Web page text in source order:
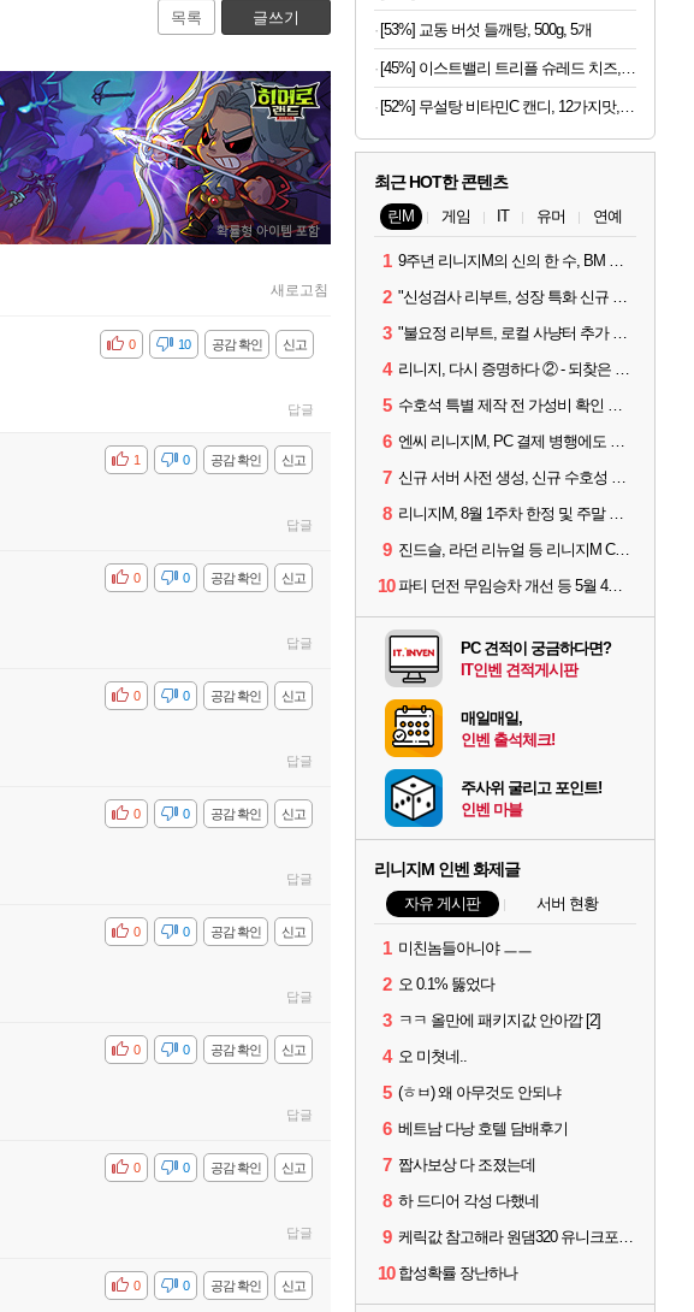
목록 글쓰기
새로고침
신고
공감 확인
비공감 10
0
답글
신고
공감 확인
비공감 0
1
답글
신고
공감 확인
비공감 0
0
답글
신고
공감 확인
비공감 0
0
답글
신고
공감 확인
비공감 0
0
답글
신고
공감 확인
비공감 0
0
답글
신고
공감 확인
비공감 0
0
답글
신고
공감 확인
비공감 0
0
답글
신고
공감 확인
비공감 0
0
[53%] 교동 버섯 들깨탕, 500g, 5개
[52%] 무설탕 비타민C 캔디, 12가지맛, 1kg, 1개
최근 HOT한 콘텐츠
린M 게임 IT 유머 연예
1 9주년 리니지M의 신의 한 수, BM 장비 아데나 판매 예고
2 "신성검사 리부트, 성장 특화 신규 서버" 리니지M 3월 업데이트 예고
3 "불요정 리부트, 로컬 사냥터 추가 예정" 리니지M 9주년 업데이트 예고
4 리니지, 다시 증명하다 ② - 되찾은 모바일 왕좌
5 수호석 특별 제작 전 가성비 확인 필수! 3월 2주차 업데이트 이슈
6 엔씨 리니지M, PC 결제 병행에도 모바일 '매출 1위' 탈환
7 신규 서버 사전 생성, 신규 수호성 추가 등 3월 1주차 업데이트 이슈
8 리니지M, 8월 1주차 한정 및 주말 제작 정보
9 진드슬, 라던 리뉴얼 등 리니지M ContiNew 업데이트 핵심 요약
10 파티 던전 무임승차 개선 등 5월 4주차 업데이트 이슈
PC 견적이 궁금하다면?
IT인벤 견적게시판
매일매일,
인벤 출석체크!
주사위 굴리고 포인트!
인벤 마블
리니지M 인벤 화제글
자유 게시판 서버 현황
1 미친놈들아니야 ㅡㅡ
2 오 0.1% 뚫었다
3 ㅋㅋ 올만에 패키지값 안아깝 [2]
4 오 미쳣네..
5 (ㅎㅂ) 왜 아무것도 안되냐
6 베트남 다낭 호텔 담배후기
7 짭사보상 다 조졌는데
8 하 드디어 각성 다했네
9 케릭값 참고해라 원댐320 유니크포함 풀 이동악세11 신변신인신성 풀문양5 풀수호성4
10 합성확률 장난하나